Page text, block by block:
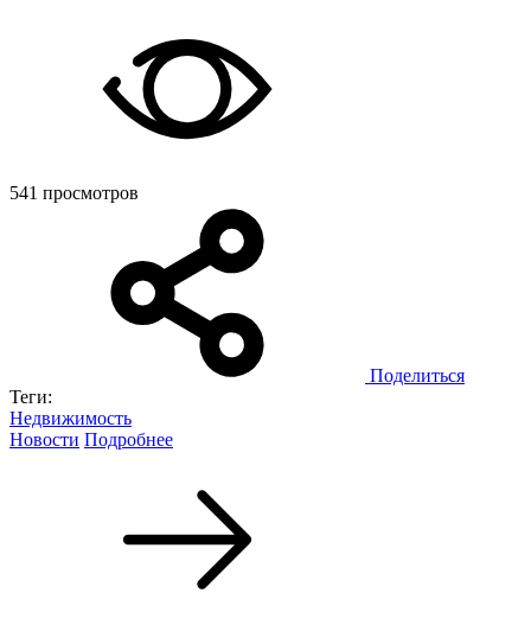
541 просмотров
Поделиться
Теги:
Недвижимость
Новости Подробнее